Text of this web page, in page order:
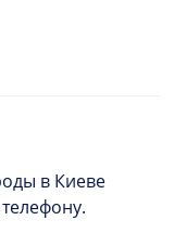
в Киеве